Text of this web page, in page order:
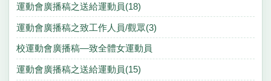
運動會廣播稿之送給運動員(18)
運動會廣播稿之致工作人員/觀眾(3)
校運動會廣播稿—致全體女運動員
運動會廣播稿之送給運動員(15)